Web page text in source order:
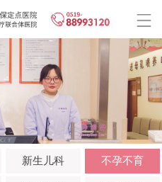
新生儿科 不孕不育